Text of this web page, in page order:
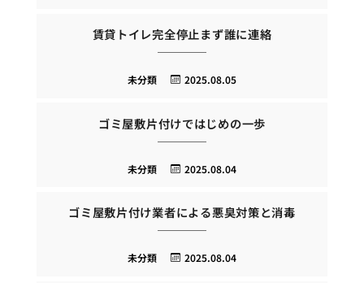
賃貸トイレ完全停止まず誰に連絡
2025.08.05
未分類
ゴミ屋敷片付けではじめの一歩
2025.08.04
未分類
ゴミ屋敷片付け業者による悪臭対策と消毒
2025.08.04
未分類